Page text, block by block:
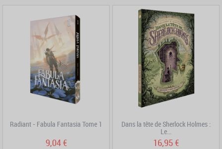
Radiant - Fabula Fantasia Tome 1
9,04 €
Dans la tête de Sherlock Holmes :
Le...
16,95 €